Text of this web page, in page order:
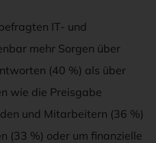
IT- und
mehr Sorgen über
(40 %) als über
wie die Preisgabe
und Mitarbeitern (36 %)
(33 %) oder um finanzielle